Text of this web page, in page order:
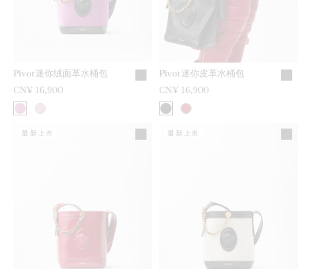
Pivot迷你绒面革水桶包
CN¥ 16,900
Pivot迷你皮革水桶包
CN¥ 16,900
最新上市 最新上市